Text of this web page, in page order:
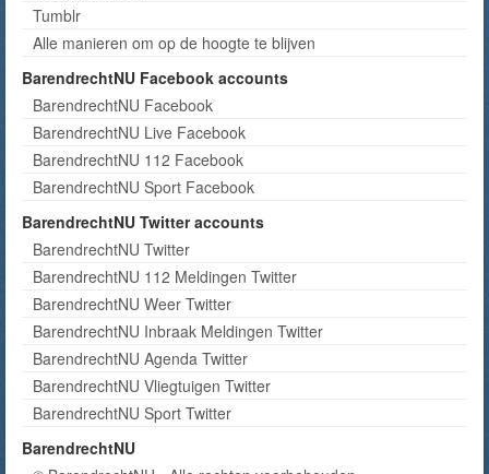
Tumblr
Alle manieren om op de hoogte te blijven
BarendrechtNU Facebook accounts
BarendrechtNU Facebook
BarendrechtNU Live Facebook
BarendrechtNU 112 Facebook
BarendrechtNU Sport Facebook
BarendrechtNU Twitter accounts
BarendrechtNU Twitter
BarendrechtNU 112 Meldingen Twitter
BarendrechtNU Weer Twitter
BarendrechtNU Inbraak Meldingen Twitter
BarendrechtNU Agenda Twitter
BarendrechtNU Vliegtuigen Twitter
BarendrechtNU Sport Twitter
BarendrechtNU